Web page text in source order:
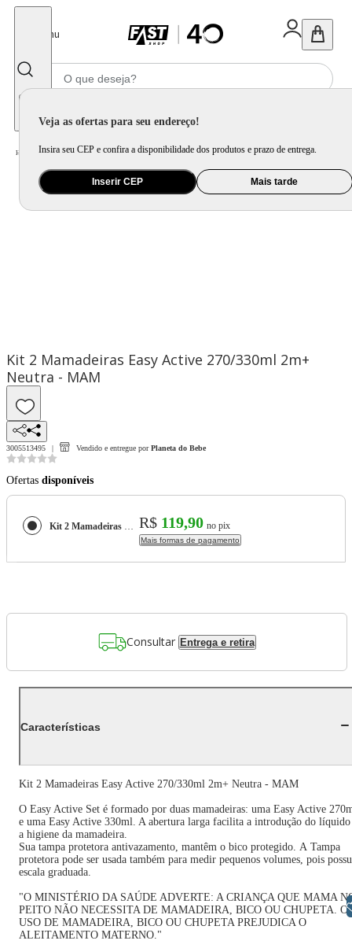
Menu
Veja as ofertas para seu endereço!
Insira seu CEP e confira a disponibilidade dos produtos e prazo de entrega.
Inserir CEP Mais tarde
Home Bebê / Amamentação e Alimentação / Mamadeira
Kit 2 Mamadeiras Easy Active 270/330ml 2m+
Neutra - MAM
3005513495 Vendido e entregue por Planeta do Bebe
Ofertas disponíveis
Kit 2 Mamadeiras Easy Active 270/330ml 2m+ Neutra - MAM R$ 119,90 no pix
Mais formas de pagamento
Consultar Entrega e retira
Características
Kit 2 Mamadeiras Easy Active 270/330ml 2m+ Neutra - MAM
O Easy Active Set é formado por duas mamadeiras: uma Easy Active
e uma Easy Active 330ml. A abertura larga facilita a introdução do líquido
a higiene da mamadeira.
Sua tampa protetora antivazamento, mantêm o bico protegido. A Tampa
protetora pode ser usada também para medir pequenos volumes, pois
escala graduada.
"O MINISTÉRIO DA SAÚDE ADVERTE: A CRIANÇA QUE MAMA
PEITO NÃO NECESSITA DE MAMADEIRA, BICO OU CHUPETA. O
USO DE MAMADEIRA, BICO OU CHUPETA PREJUDICA O
ALEITAMENTO MATERNO."
Libras